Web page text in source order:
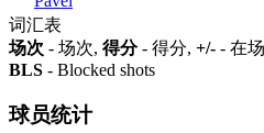
词汇表
场次 - 场次, 得分- 得分, +/- - 在
BLS - Blocked shots
球员统计